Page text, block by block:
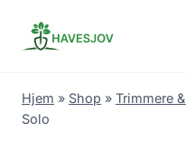
Hjem » Shop » Trimmere
Solo